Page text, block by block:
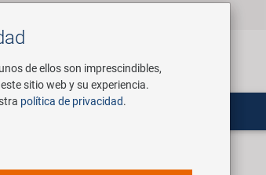
Buscar
Servicio
de ellos son imprescindibles,
sitio web y su experiencia.
política de privacidad.